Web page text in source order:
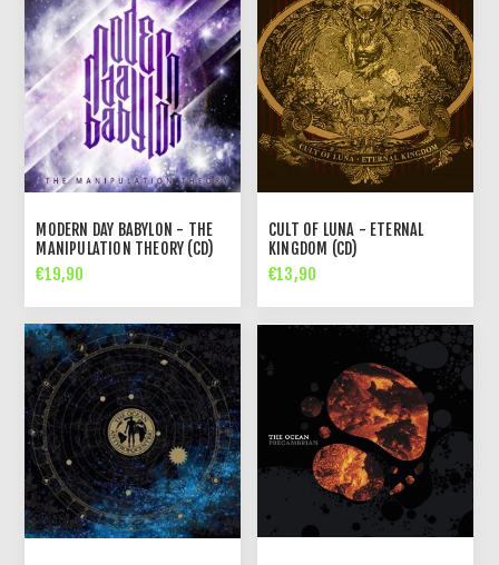
MODERN DAY BABYLON - THE
MANIPULATION THEORY (CD)
€19,90
CULT OF LUNA - ETERNAL
KINGDOM (CD)
€13,90